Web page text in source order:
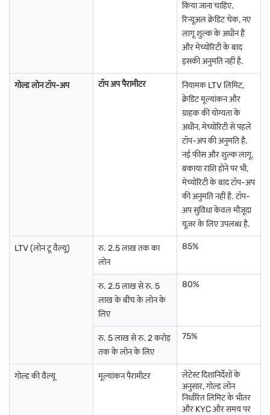
गुजरात में गोल्ड लोन
तमिलनाडु में गोल्ड लोन
अन्य शहरों में गोल्ड लोन के बारे में अधिक जानें
मदुरई में गोल्ड लोन
विजयवाड़ा में गोल्ड लोन
कोल्लम में गोल्ड लोन
राजमंड्री में गोल्ड लोन
पुणे में गोल्ड लोन
मदुरई में गोल्ड लोन नोएडा में गोल्ड लोन शिमला में गोल्ड लोन
किया जाना चाहिए.
रिन्यूअल क्रेडिट चेक, नए
लागू शुल्क के अधीन हैं
और मेच्योरिटी के बाद
इसकी अनुमति नहीं है.
गोल्ड लोन टॉप-अप टॉप अप पैरामीटर
नियामक LTV लिमिट,
क्रेडिट मूल्यांकन और
ग्राहक की योग्यता के
अधीन, मेच्योरिटी से पहले
टॉप-अप की अनुमति है.
नई फीस और शुल्क लागू.
बकाया राशि होने पर भी,
मेच्योरिटी के बाद टॉप-अप
की अनुमति नहीं है. टॉप-
अप सुविधा केवल मौजूदा
यूज़र के लिए उपलब्ध है.
LTV (लोन टू वैल्यू)
रु. 2.5 लाख तक का
लोन
85%
रु. 2.5 लाख से रु. 5
लाख के बीच के लोन के
लिए
80%
रु. 5 लाख से रु. 2 करोड़
तक के लोन के लिए
75%
गोल्ड की वैल्यू मूल्यांकन पैरामीटर
लेटेस्ट दिशानिर्देशों के
अनुसार, गोल्ड लोन
निर्धारित लिमिट के भीतर
और KYC और समय पर